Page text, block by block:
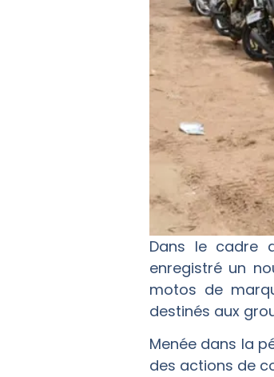
Dans le cadre
enregistré un
motos de
destinés aux
Menée dans la
des actions de